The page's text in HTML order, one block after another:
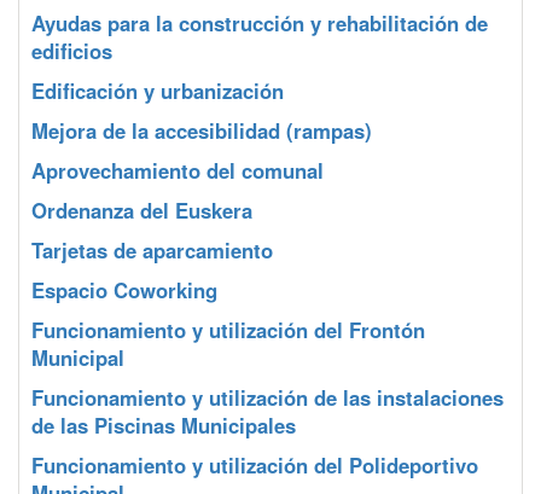
Ayudas para la construcción y rehabilitación de
edificios
Edificación y urbanización
Mejora de la accesibilidad (rampas)
Aprovechamiento del comunal
Ordenanza del Euskera
Tarjetas de aparcamiento
Espacio Coworking
Funcionamiento y utilización del Frontón
Municipal
Funcionamiento y utilización de las instalaciones
de las Piscinas Municipales
Funcionamiento y utilización del Polideportivo